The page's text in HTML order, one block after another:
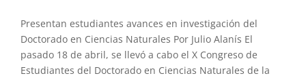
Presentan estudiantes avances en investigación del
Doctorado en Ciencias Naturales Por Julio Alanís El
pasado 18 de abril, se llevó a cabo el X Congreso de
Estudiantes del Doctorado en Ciencias Naturales de la